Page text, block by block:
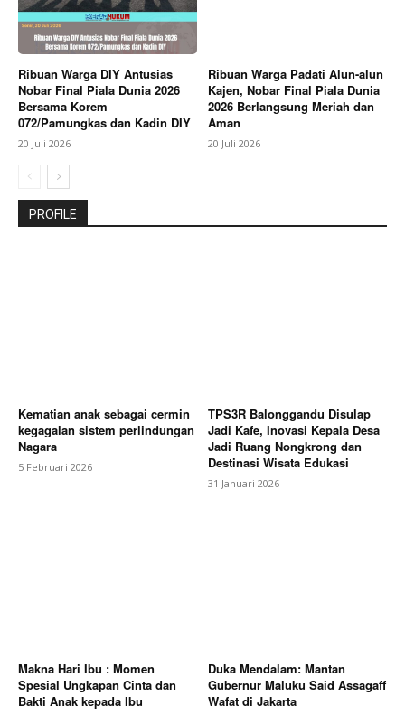
Ribuan Warga DIY Antusias
Nobar Final Piala Dunia 2026
Bersama Korem
072/Pamungkas dan Kadin DIY
20 Juli 2026
Ribuan Warga Padati Alun-alun
Kajen, Nobar Final Piala Dunia
2026 Berlangsung Meriah dan
Aman
20 Juli 2026
PROFILE
Kematian anak sebagai cermin
kegagalan sistem perlindungan
Nagara
5 Februari 2026
TPS3R Balonggandu Disulap
Jadi Kafe, Inovasi Kepala Desa
Jadi Ruang Nongkrong dan
Destinasi Wisata Edukasi
31 Januari 2026
Makna Hari Ibu : Momen
Spesial Ungkapan Cinta dan
Bakti Anak kepada Ibu
Duka Mendalam: Mantan
Gubernur Maluku Said Assagaff
Wafat di Jakarta